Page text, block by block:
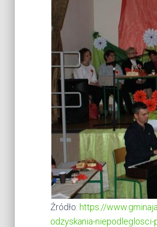
Źródło: https://
odzyskania-niepodleglosci-